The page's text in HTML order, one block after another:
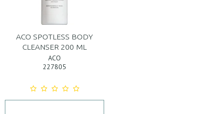
ACO SPOTLESS BODY
CLEANSER 200 ML
ACO
227805